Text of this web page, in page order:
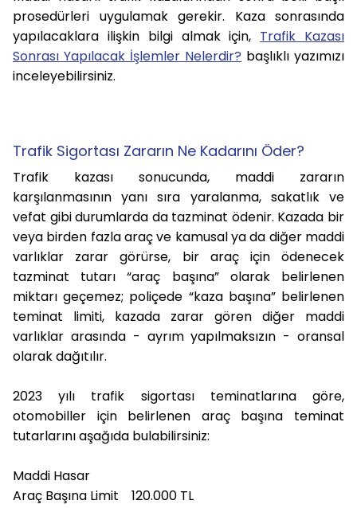
prosedürleri uygulamak gerekir. Kaza sonrasında
yapılacaklara ilişkin bilgi almak için, Trafik Kazası
Sonrası Yapılacak İşlemler Nelerdir? başlıklı yazımızı
inceleyebilirsiniz.
Trafik Sigortası Zararın Ne Kadarını Öder?
Trafik kazası sonucunda, maddi zararın
karşılanmasının yanı sıra yaralanma, sakatlık ve
vefat gibi durumlarda da tazminat ödenir. Kazada bir
veya birden fazla araç ve kamusal ya da diğer maddi
varlıklar zarar görürse, bir araç için ödenecek
tazminat tutarı “araç başına” olarak belirlenen
miktarı geçemez; poliçede “kaza başına” belirlenen
teminat limiti, kazada zarar gören diğer maddi
varlıklar arasında - ayrım yapılmaksızın - oransal
olarak dağıtılır.
2023 yılı trafik sigortası teminatlarına göre,
otomobiller için belirlenen araç başına teminat
tutarlarınıaşağıda bulabilirsiniz:
Maddi Hasar
Araç Başına Limit 120.000 TL